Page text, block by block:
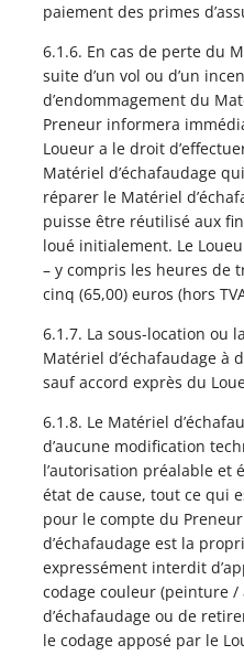
paiement des primes
6.1.6. En cas de perte du
suite d’un vol ou d’un
d’endommagement du
Preneur informera
Loueur a le droit
Matériel d’échafaudage
réparer le Matériel
puisse être réutilisé aux
loué initialement. Le
– y compris les heures de
cinq (65,00) euros (hors
6.1.7. La sous-location ou
Matériel d’échafaudage à
sauf accord exprès du
6.1.8. Le Matériel
d’aucune modification
l’autorisation préalable et
état de cause, tout ce qui
pour le compte du
d’échafaudage est la
expressément interdit
codage couleur (peinture
d’échafaudage ou de
le codage apposé par le